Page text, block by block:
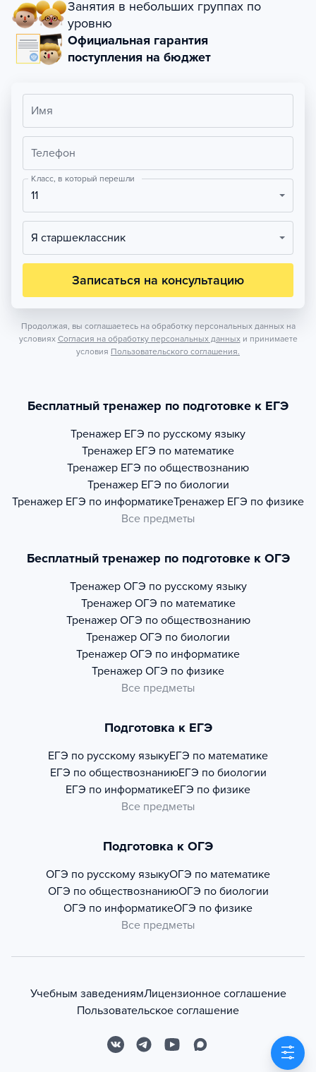
Занятия в небольших группах по
уровню
Официальная гарантия
поступления на бюджет
Имя
Телефон
Класс, в который перешли
11
Я старшеклассник
Записаться на консультацию
Продолжая, вы соглашаетесь на обработку персональных данных на
условиях Согласия на обработку персональных данных и принимаете
условия Пользовательского соглашения.
Бесплатный тренажер по подготовке к ЕГЭ
Тренажер ЕГЭ по русскому языку
Тренажер ЕГЭ по математике
Тренажер ЕГЭ по обществознанию
Тренажер ЕГЭ по биологии
Тренажер ЕГЭ по информатикеТренажер ЕГЭ по физике
Все предметы
Бесплатный тренажер по подготовке к ОГЭ
Тренажер ОГЭ по русскому языку
Тренажер ОГЭ по математике
Тренажер ОГЭ по обществознанию
Тренажер ОГЭ по биологии
Тренажер ОГЭ по информатике
Тренажер ОГЭ по физике
Все предметы
Подготовка к ЕГЭ
ЕГЭ по русскому языкуЕГЭ по математике
ЕГЭ по обществознаниюЕГЭ по биологии
ЕГЭ по информатикеЕГЭ по физике
Все предметы
Подготовка к ОГЭ
ОГЭ по русскому языкуОГЭ по математике
ОГЭ по обществознаниюОГЭ по биологии
ОГЭ по информатикеОГЭ по физике
Все предметы
Учебным заведениямЛицензионное соглашение
Пользовательское соглашение